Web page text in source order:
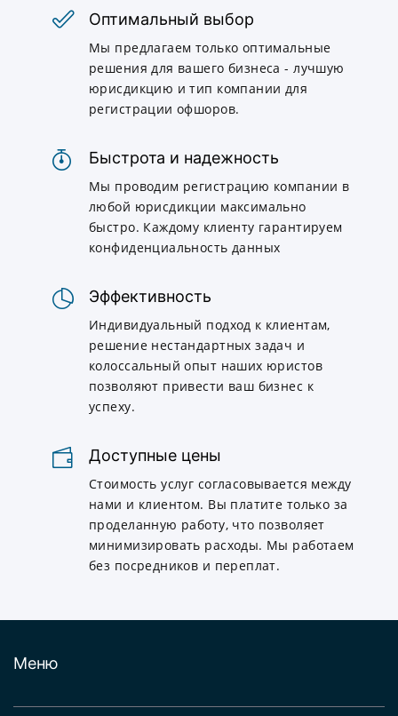
Оптимальный выбор
Мы предлагаем только оптимальные
решения для вашего бизнеса - лучшую
юрисдикцию и тип компании для
регистрации офшоров.
Быстрота и надежность
Мы проводим регистрацию компании в
любой юрисдикции максимально
быстро. Каждому клиенту гарантируем
конфиденциальность данных
Эффективность
Индивидуальный подход к клиентам,
решение нестандартных задач и
колоссальный опыт наших юристов
позволяют привести ваш бизнес к
успеху.
Доступные цены
Стоимость услуг согласовывается между
нами и клиентом. Вы платите только за
проделанную работу, что позволяет
минимизировать расходы. Мы работаем
без посредников и переплат.
Меню